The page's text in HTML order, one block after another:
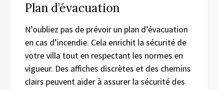
Plan d’évacuation
N’oubliez pas de prévoir un plan d’évacuation
en cas d’incendie. Cela enrichit la sécurité de
votre villa tout en respectant les normes en
vigueur. Des affiches discrètes et des chemins
clairs peuvent aider à assurer la sécurité des